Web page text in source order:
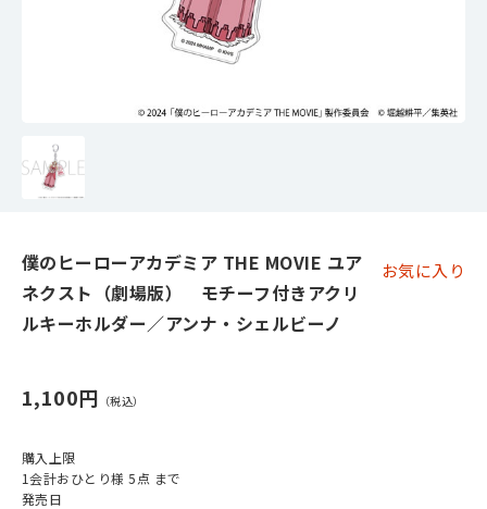
僕のヒーローアカデミア THE MOVIE ユア
ネクスト（劇場版） モチーフ付きアクリ
ルキーホルダー／アンナ・シェルビーノ
お気に入り
1,100円
購入上限
1会計おひとり様 5点 まで
発売日